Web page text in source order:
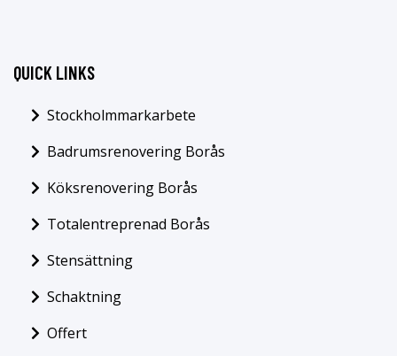
QUICK LINKS
Stockholmmarkarbete
Badrumsrenovering Borås
Köksrenovering Borås
Totalentreprenad Borås
Stensättning
Schaktning
Offert